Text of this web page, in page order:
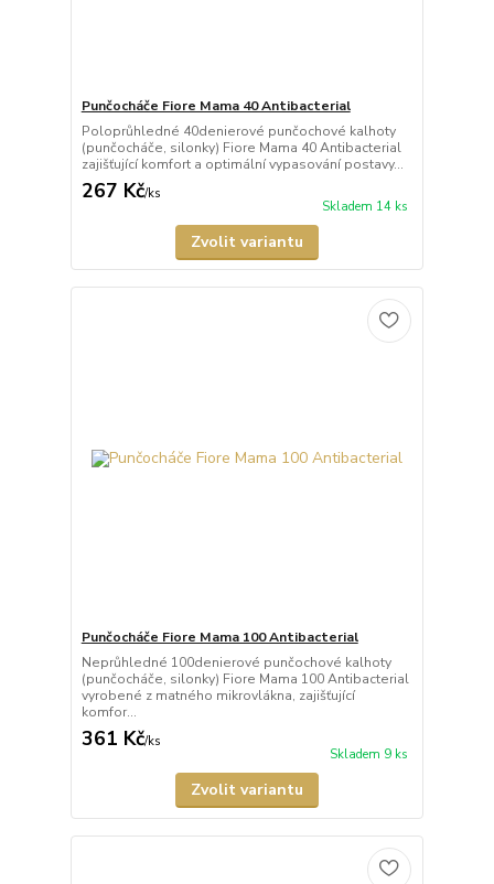
Punčocháče Fiore Mama 40 Antibacterial
Poloprůhledné 40denierové punčochové kalhoty
(punčocháče, silonky) Fiore Mama 40 Antibacterial
zajišťující komfort a optimální vypasování postavy...
267 Kč/ks
Skladem 14 ks
Zvolit variantu
Punčocháče Fiore Mama 100 Antibacterial
Neprůhledné 100denierové punčochové kalhoty
(punčocháče, silonky) Fiore Mama 100 Antibacterial
vyrobené z matného mikrovlákna, zajišťující
komfor...
361 Kč/ks
Skladem 9 ks
Zvolit variantu